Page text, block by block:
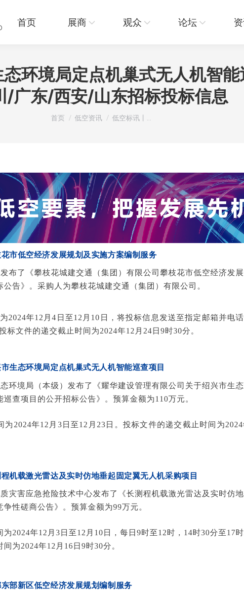
首页 展商 观众 论坛
环境局定点机巢式无人机智能
/广东/西安/山东招标投标信息
您在这里：
首页 低空资讯 低空标讯丨…
市低空经济发展规划及实施方案编制服务
布了《攀枝花城建交通（集团）有限公司攀枝花市低空经济发
告》。采购人为攀枝花城建交通（集团）有限公司。
2024年12月4日至12月10日，将投标信息发送至指定邮箱并电
标文件的递交截止时间为2024年12月24日9时30分。
生态环境局定点机巢式无人机智能巡查项目
环境局（本级）发布了《耀华建设管理有限公司关于绍兴市生
巡查项目的公开招标公告》。预算金额为110万元。
为2024年12月3日至12月23日。投标文件的递交截止时间为
机载激光雷达及实时仿地垂起固定翼无人机采购项目
灾害应急抢险技术中心发布了《长测程机载激光雷达及实时仿
性磋商公告》。预算金额为99万元。
2024年12月3日至12月10日，每日9时至12时，14时30分至17
为2024年12月16日9时30分。
部新区低空经济发展规划编制服务
展商 观众 论坛 资讯